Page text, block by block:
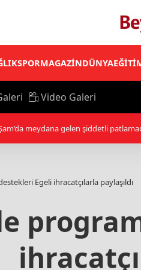
SPORMAGAZİNDÜNYA
Video Galeri
ilk antrenmanına çıktı
Egeli ihracatçılarla paylaşıldı